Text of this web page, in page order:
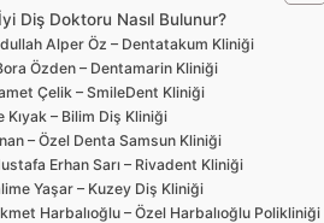
Diş Doktoru Nasıl Bulunur?
Alper Öz – Dentatakum Kliniği
Özden – Dentamarin Kliniği
Çelik – SmileDent Kliniği
Kıyak – Bilim Diş Kliniği
– Özel Denta Samsun Kliniği
Erhan Sarı – Rivadent Kliniği
Yaşar – Kuzey Diş Kliniği
Harbalıoğlu – Özel Harbalıoğlu Polikliniği